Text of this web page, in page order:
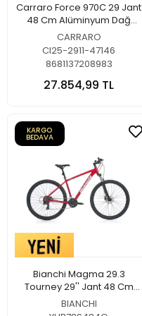
Carraro Force 970C 29 Jant
48 Cm Alüminyum Dağ
Bisikleti Gümüş-Mavi-Açık
Mavi
CARRARO
CI25-2911-47146
8681137208983
27.854,99 TL
KARGO
BEDAVA
Bianchi Magma 29.3
Tourney 29'' Jant 48 Cm
Alüminyum Dağ Bisikleti
Kırmızı-Beyaz
BIANCHI